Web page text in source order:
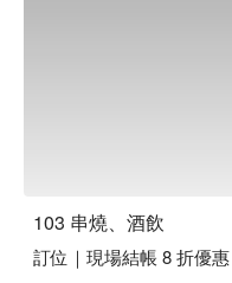
🍽️ 口碑必吃
103 串燒、酒飲
訂位｜現場結帳 8 折優惠